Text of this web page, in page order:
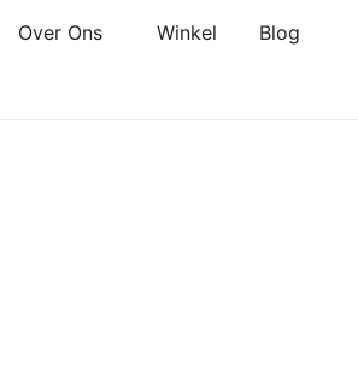
Over Ons Winkel Blog